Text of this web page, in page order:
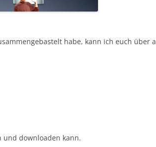
habe, kann ich euch über
und downloaden kann.